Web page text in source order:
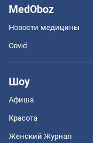
MedOboz
Новости медицины
Covid
Шоу
Афиша
Красота
Женский Журнал